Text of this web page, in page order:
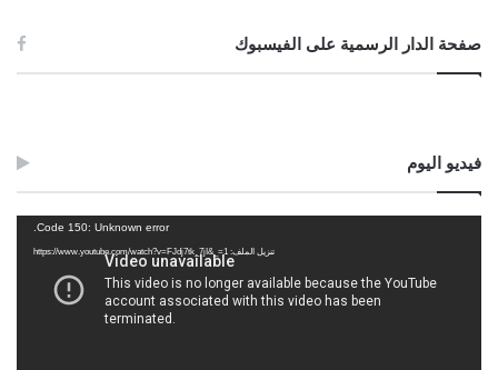
صفحة الدار الرسمية على الفيسبوك
فيديو اليوم
Code 150: Unknown error.
تنزيل الملف: https://www.youtube.com/watch?v=FJdj7tk_7jI&_=1